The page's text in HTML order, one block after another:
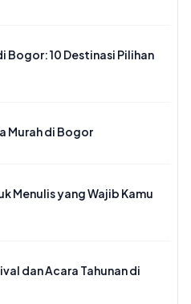
Bogor: 10 Destinasi Pilihan
Murah di Bogor
Menulis yang Wajib Kamu
dan Acara Tahunan di